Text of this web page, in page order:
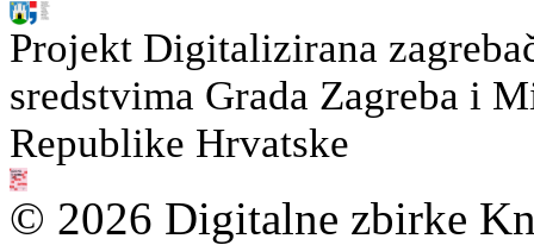
Projekt Digitalizirana
sredstvima Grada Zagreba i
Republike Hrvatske
© 2026 Digitalne zbirke